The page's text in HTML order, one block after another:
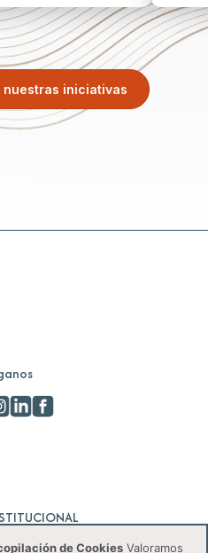
nuestras iniciativas
de Cookies Valoramos